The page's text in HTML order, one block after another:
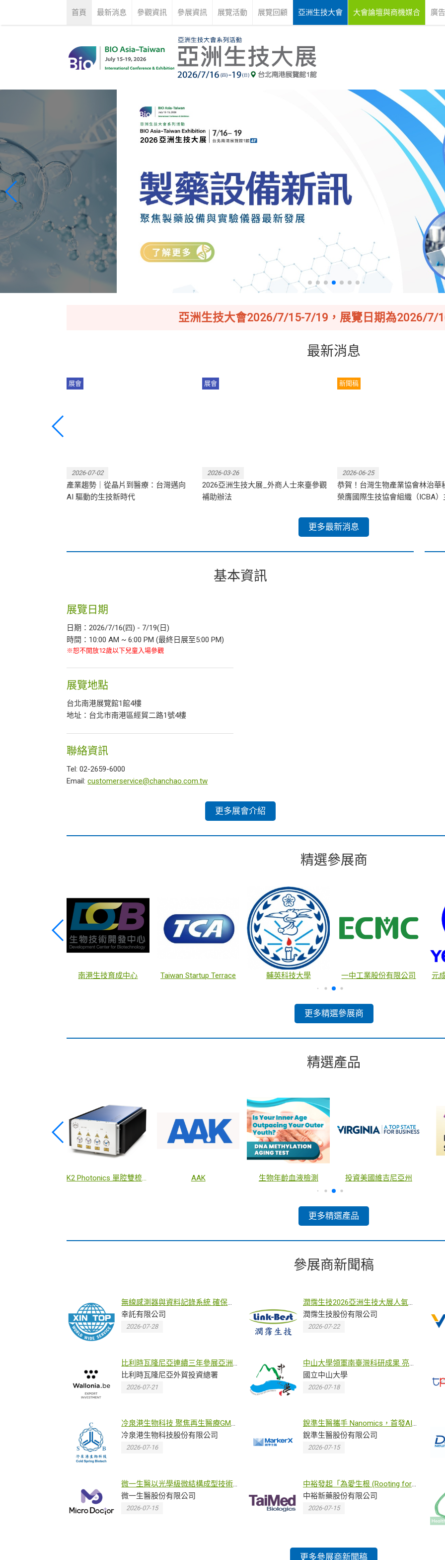
首頁 最新消息 參觀資訊 參展資訊 展覽活動 展覽回顧 亞洲生技大會 大會論壇與商機媒合 廣
亞洲生技大會2026/7/15-7/19，展覽日期為2026/7/
最新消息
產業趨勢｜從晶片到醫療：台灣
展會
2026-07-02
產業趨勢｜從晶片到醫療：台灣邁向
AI 驅動的生技新時代
2026亞洲生技大展_外商人士來
展會
2026-03-26
2026亞洲生技大展_外商人士來臺參觀
補助辦法
台灣生技國際參與再創重要里
新聞稿
2026-06-25
恭賀！台灣生物產業協會林治華
榮膺國際生技協會組織（ICBA）
更多最新消息
基本資訊
展覽日期
日期：2026/7/16(四) - 7/19(日)
時間：10:00 AM ~ 6:00 PM (最終日展至5:00 PM)
※恕不開放12歲以下兒童入場參觀
展覽地點
台北南港展覽館1館4樓
地址：台北市南港區經貿二路1號4樓
聯絡資訊
Tel: 02-2659-6000
Email:customerservice@chanchao.com.tw
更多展會介紹
精選參展商
南港生技育成中心 Taiwan Startup Terrace 輔英科技大學 一中工業股份有限公司 元
更多精選參展商
精選產品
K2 Photonics 單腔雙梳飛秒雷射 AAK 生物年齡血液檢測 投資美國維吉尼亞州
更多精選產品
參展商新聞稿
無線感測器與資料記錄系統 確保環
境穩定、符合法規並避免樣品與產
品失效
幸託有限公司
2026-07-28
潤霈生技2026亞洲生技大展人氣爆
棚 自有品牌明星產品強勢登場強力
吸睛
潤霈生技股份有限公司
2026-07-22
比利時瓦隆尼亞連續三年參展亞洲
生技大展 企業展現生技實力
比利時瓦隆尼亞外貿投資總署
2026-07-21
中山大學領軍南臺灣科研成果 亮相
2026亞洲生技大展
國立中山大學
2026-07-18
冷泉港生物科技 聚焦再生醫療GMP
製程、精準醫療與實驗室優化
冷泉港生物科技股份有限公司
2026-07-16
銳準生醫攜手 Nanomics，首發AI
驅動次世代質譜蛋白體平台，探索
超深度臨床生物標記
銳準生醫股份有限公司
2026-07-15
微一生醫以光學級微結構成型技術
串聯 Beauty 與 Biomedical
Innovation
微一生醫股份有限公司
2026-07-15
中裕發起「為愛生根 (Rooting for
Love)」公益活動攜手台灣露德協會
溫暖守護愛滋社群
中裕新藥股份有限公司
2026-07-15
更多參展商新聞稿